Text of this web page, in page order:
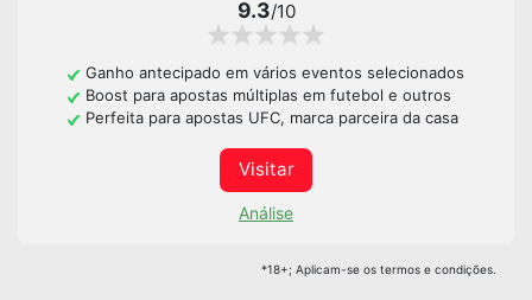
9.3/10
Ganho antecipado em vários eventos selecionados
Boost para apostas múltiplas em futebol e outros
Perfeita para apostas UFC, marca parceira da casa
Visitar
Análise
*18+; Aplicam-se os termos e condições.